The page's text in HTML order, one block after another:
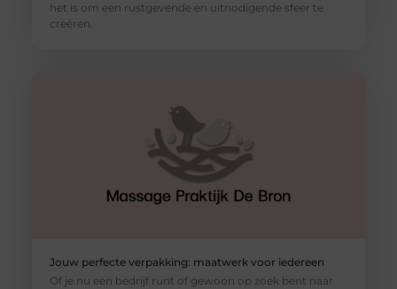
het is om een rustgevende en uitnodigende sfeer te
creëren.
Jouw perfecte verpakking: maatwerk voor iedereen
Of je nu een bedrijf runt of gewoon op zoek bent naar